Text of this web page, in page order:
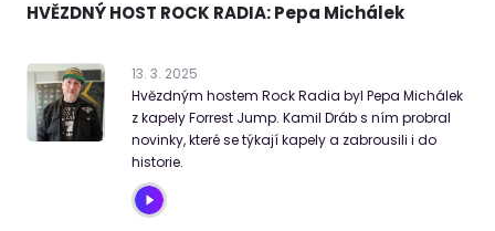
HVĚZDNÝ HOST ROCK RADIA: Pepa Michálek
13. 3. 2025
Hvězdným hostem Rock Radia byl Pepa Michálek
z kapely Forrest Jump. Kamil Dráb s ním probral
novinky, které se týkají kapely a zabrousili i do
historie.